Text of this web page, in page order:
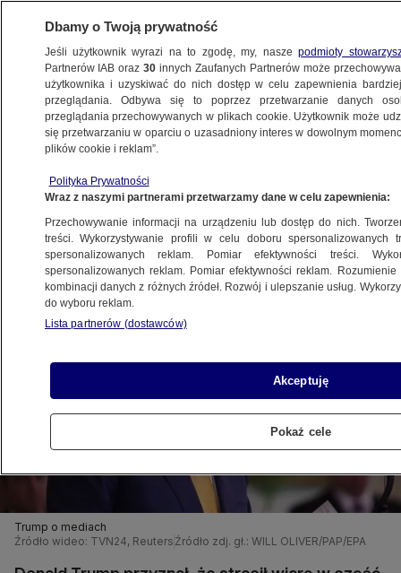
ŚWIAT
17.07.2025, 06:31
Posłuchaj artykułu
Czyta lektor AI
Trump o mediach
Źródło wideo: TVN24, Reuters Źródło zdj. gł.: WILL OLIVER/PAP/EPA
Dbamy o Twoją prywatność
Jeśli użytkownik wyrazi na to zgodę, my, naszepodmioty
Partnerów IAB oraz30 innych Zaufanych Partnerów może
użytkownika i uzyskiwać do nich dostęp w celu zapewnienia
przeglądania. Odbywa się to poprzez przetwarzanie danych
przeglądania przechowywanych w plikach cookie. Użytkownik może
się przetwarzaniu w oparciu o uzasadniony interes w dowolnym
plików cookie i reklam”.
Polityka Prywatności
Wraz z naszymi partnerami przetwarzamy dane w celu zapewnienia:
Przechowywanie informacji na urządzeniu lub dostęp do nich.
treści. Wykorzystywanie profili w celu doboru spersonalizowanych
spersonalizowanych reklam. Pomiar efektywności treści.
spersonalizowanych reklam. Pomiar efektywności reklam.
kombinacji danych z różnych źródeł. Rozwój i ulepszanie usług.
do wyboru reklam.
Lista partnerów (dostawców)
Akceptuję
Pokaż cele